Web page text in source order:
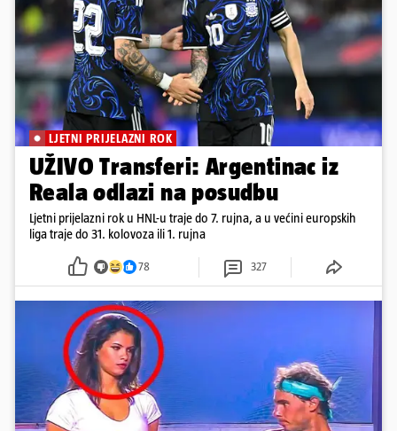
LJETNI PRIJELAZNI ROK
UŽIVO Transferi: Argentinac iz
Reala odlazi na posudbu
Ljetni prijelazni rok u HNL-u traje do 7. rujna, a u većini europskih
liga traje do 31. kolovoza ili 1. rujna
78 327